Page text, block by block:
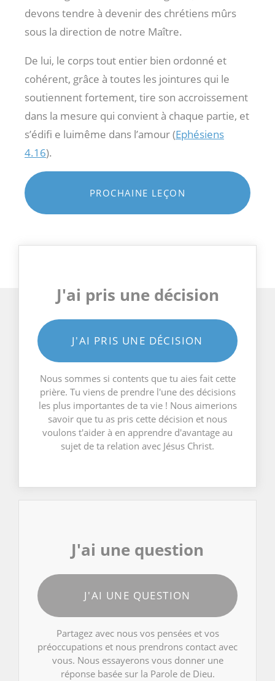
devons tendre à devenir des chrétiens mûrs
sous la direction de notre Maître.
De lui, le corps tout entier bien ordonné et
cohérent, grâce à toutes les jointures qui le
soutiennent fortement, tire son accroissement
dans la mesure qui convient à chaque partie, et
s’édifi e luimême dans l’amour (Ephésiens
4.16).
PROCHAINE LEÇON
J'ai pris une décision
J'AI PRIS UNE DÉCISION
Nous sommes si contents que tu aies fait cette
prière. Tu viens de prendre l'une des décisions
les plus importantes de ta vie ! Nous aimerions
savoir que tu as pris cette décision et nous
voulons t'aider à en apprendre d'avantage au
sujet de ta relation avec Jésus Christ.
J'ai une question
J'AI UNE QUESTION
Partagez avec nous vos pensées et vos
préoccupations et nous prendrons contact avec
vous. Nous essayerons vous donner une
réponse basée sur la Parole de Dieu.